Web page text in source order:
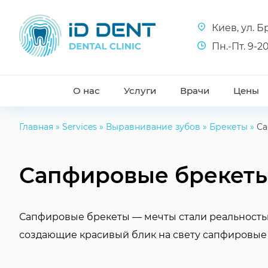
Киев, ул.
Пн.-Пт. 9-
О нас Услуги Врачи Цены
Главная » Services » Выравнивание зубов » Брекеты »
Сапфировые
Сапфировые брекеты — мечты стали
создающие красивый блик на свету